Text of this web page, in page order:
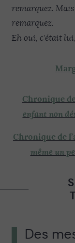
remarquez.
remarquez.
Eh oui, c’était
Chronique
enfant non
Chronique de
même un
Des